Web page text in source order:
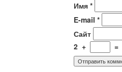
Имя *
E-mail *
Сайт
2 + =